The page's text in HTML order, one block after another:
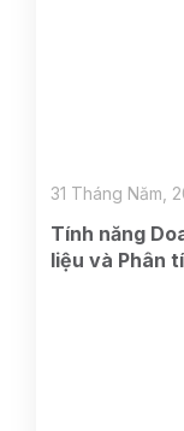
Tính năng
liệu và Phân
31 Tháng Năm,